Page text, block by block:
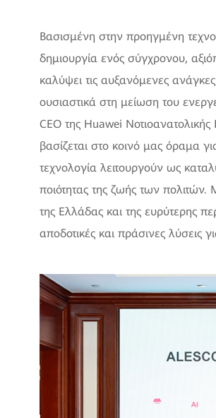
Βασισμένη στην προηγμένη
δημιουργία ενός σύγχρονου,
καλύψει τις αυξανόμενες
ουσιαστικά στη μείωση του
CEO της Huawei
βασίζεται στο κοινό μας όραμα
τεχνολογία λειτουργούν ως
ποιότητας της ζωής των
της Ελλάδας και της ευρύτερης
αποδοτικές και πράσινες λύσεις